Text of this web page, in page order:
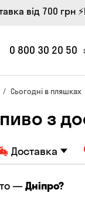
від 700 грн
0 800 30 20 50
Сьогодні в пляшках
з
Доставка
Соджу
—Дніпро?